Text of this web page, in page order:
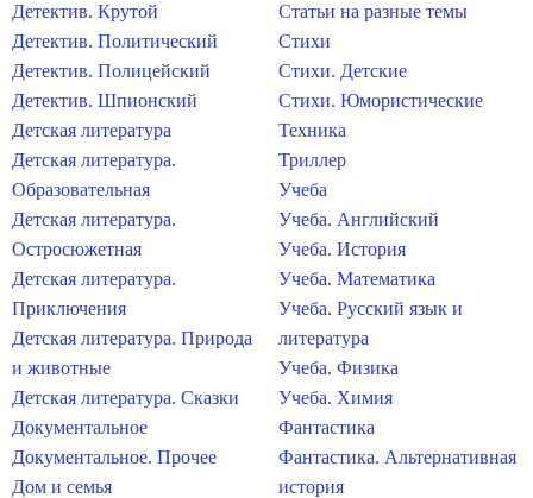
Детектив. Крутой
Детектив. Политический
Детектив. Полицейский
Детектив. Шпионский
Детская литература
Детская литература.
Образовательная
Детская литература.
Остросюжетная
Детская литература.
Приключения
Детская литература. Природа
и животные
Детская литература. Сказки
Документальное
Документальное. Прочее
Дом и семья
Статьи на разные темы
Стихи
Стихи. Детские
Стихи. Юмористические
Техника
Триллер
Учеба
Учеба. Английский
Учеба. История
Учеба. Математика
Учеба. Русский язык и
литература
Учеба. Физика
Учеба. Химия
Фантастика
Фантастика. Альтернативная
история